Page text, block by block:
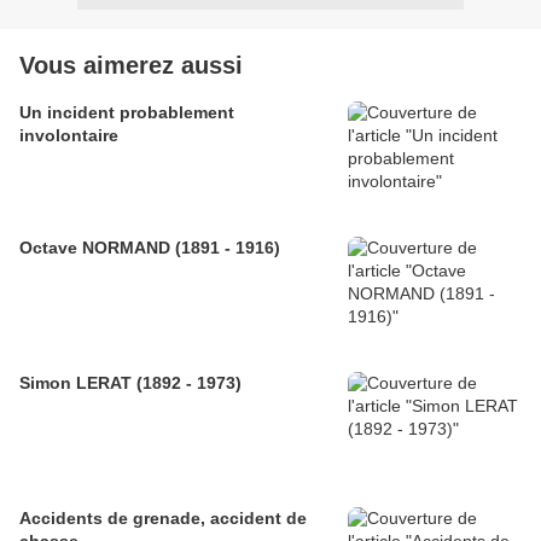
Vous aimerez aussi
Un incident probablement
involontaire
Octave NORMAND (1891 - 1916)
Simon LERAT (1892 - 1973)
Accidents de grenade, accident de